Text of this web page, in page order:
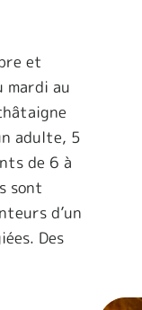
et
au
adulte, 5
de 6 à
sont
d’un
Des